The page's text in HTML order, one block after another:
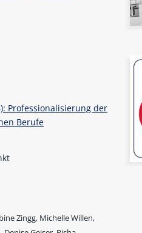
Professionalisierung der
Berufe
Zingg, Michelle Willen,